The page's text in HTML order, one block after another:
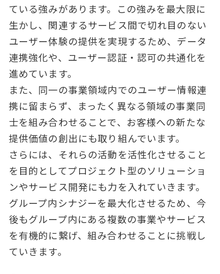
ている強みがあります。この強みを最大限に
生かし、関連するサービス間で切れ目のない
ユーザー体験の提供を実現するため、データ
連携強化や、ユーザー認証・認可の共通化を
進めています。
また、同一の事業領域内でのユーザー情報連
携に留まらず、まったく異なる領域の事業同
士を組み合わせることで、お客様への新たな
提供価値の創出にも取り組んでいます。
さらには、それらの活動を活性化させること
を目的としてプロジェクト型のソリューショ
ンやサービス開発にも力を入れていきます。
グループ内シナジーを最大化させるため、今
後もグループ内にある複数の事業やサービス
を有機的に繋げ、組み合わせることに挑戦し
ていきます。